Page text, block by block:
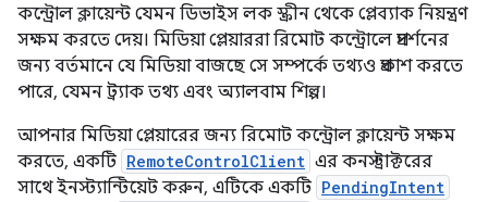
কন্ট্রোল ক্লায়েন্ট যেমন ডিভাইস লক স্ক্রীন থেকে প্লেব্যাক নিয়ন্ত্রণ
সক্ষম করতে দেয়। মিডিয়া প্লেয়াররা রিমোট কন্ট্রোলে প্রদর্শনের
জন্য বর্তমানে যে মিডিয়া বাজছে সে সম্পর্কে তথ্যও প্রকাশ করতে
পারে, যেমন ট্র্যাক তথ্য এবং অ্যালবাম শিল্প।
আপনার মিডিয়া প্লেয়ারের জন্য রিমোট কন্ট্রোল ক্লায়েন্ট সক্ষম
করতে, একটি RemoteControlClient এর কনস্ট্রাক্টরের
সাথে ইনস্ট্যান্টিয়েট করুন, এটিকে একটি PendingIntent